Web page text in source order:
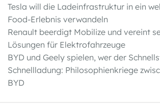
Tesla will die Ladeinfrastruktur in ein
Food-Erlebnis verwandeln
Renault beerdigt Mobilize und vereint
Lösungen für Elektrofahrzeuge
BYD und Geely spielen, wer der
Schnellladung: Philosophienkriege
BYD